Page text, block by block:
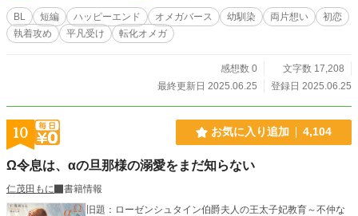
BL 短編 ハッピーエンド オメガバース 幼馴染 両片想い
初恋
執着攻め
平凡受け 転化オメガ
感想数 0
文字数 17,208
最終更新日 2025.06.25
登録日 2025.06.25
10 お気に入り追加 4,104
Ω令息は、αの旦那様の溺愛をまだ知らない
仁茂田もに
書籍情報
旧題：ローゼンシュタイン伯爵夫人の王太子妃教育～不仲な